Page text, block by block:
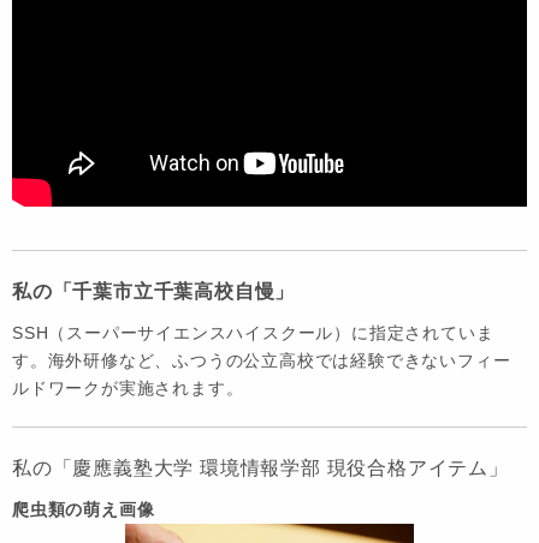
私の「千葉市立千葉高校自慢」
SSH（スーパーサイエンスハイスクール）に指定されていま
す。海外研修など、ふつうの公立高校では経験できないフィー
ルドワークが実施されます。
私の「慶應義塾大学 環境情報学部 現役合格アイテム」
爬虫類の萌え画像